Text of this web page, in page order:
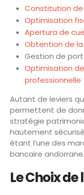
Constitution de
Optimisation
Apertura de
Obtention de
Gestion de
Optimisation
professionnelle
Autant de leviers
permettent de
stratégie
hautement
étant l’une des
bancaire andorrane.
Le Choix de